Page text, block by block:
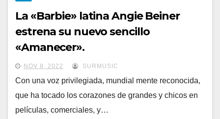
La «Barbie» latina Angie Beiner
estrena su nuevo sencillo
«Amanecer».
NOV 8, 2022 SURMUSIC
Con una voz privilegiada, mundial mente reconocida,
que ha tocado los corazones de grandes y chicos en
películas, comerciales, y…